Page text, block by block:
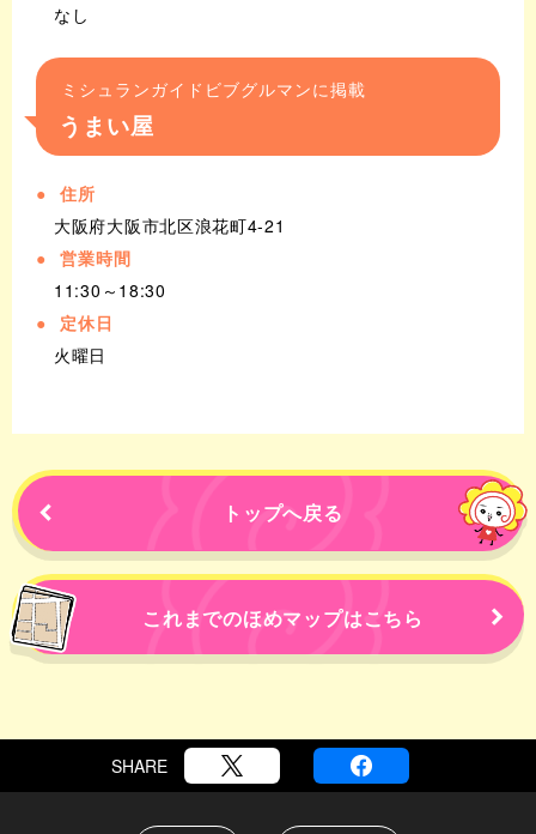
なし
ミシュランガイドビブグルマンに掲載
うまい屋
住所
大阪府大阪市北区浪花町4-21
営業時間
11:30～18:30
定休日
火曜日
トップへ戻る
これまでのほめマップはこちら
SHARE